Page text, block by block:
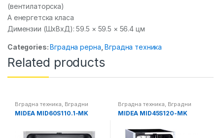
(вентилаторска)
А енергетска класа
Димензии (ШxВxД): 59.5 × 59.5 × 56.4 цм
Categories:Вградна рерна ,Вградна техника
Related products
Вградна техника, Вградни
машини за миење садови
MIDEA MID60S110.1-MK
Вградна техника, Вградни
машини за миење садови
MIDEA MID45S120-MK